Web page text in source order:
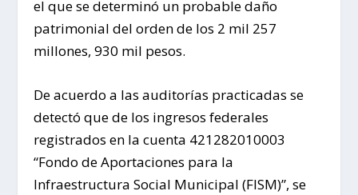
el que se determinó un probable daño
patrimonial del orden de los 2 mil 257
millones, 930 mil pesos.
De acuerdo a las auditorías practicadas se
detectó que de los ingresos federales
registrados en la cuenta 421282010003
“Fondo de Aportaciones para la
Infraestructura Social Municipal (FISM)”, se